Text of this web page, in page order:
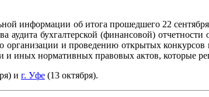
об итога прошедшего 22 сентября
аудита бухгалтерской (финансовой)
и проведению открытых конкурсов
и иных нормативных правовых актов, которые
и г. Уфе (13 октября).